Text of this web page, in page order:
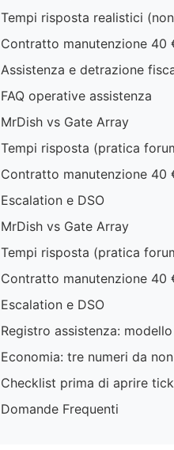
Tempi risposta realistici
Contratto manutenzione 40
Assistenza e detrazione
FAQ operative assistenza
MrDish vs Gate Array
Tempi risposta (pratica
Contratto manutenzione 40
Escalation e DSO
MrDish vs Gate Array
Tempi risposta (pratica
Contratto manutenzione 40
Escalation e DSO
Registro assistenza:
Economia: tre numeri da
Checklist prima di aprire
Domande Frequenti